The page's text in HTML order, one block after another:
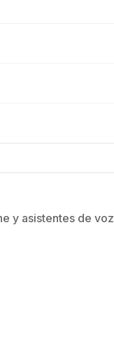
y asistentes de voz